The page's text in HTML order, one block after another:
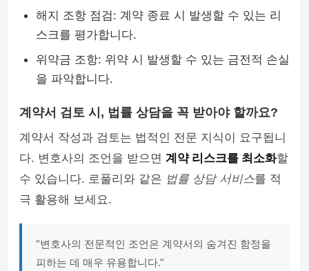
해지 조항 점검: 계약 종료 시 발생할 수 있는 리
스크를 평가합니다.
위약금 조항: 위약 시 발생할 수 있는 금전적 손실
을 파악합니다.
계약서 검토 시, 법률 상담을 꼭 받아야 할까요?
계약서 작성과 검토는 법적인 전문 지식이 요구됩니
다. 변호사의 조언을 받으면 계약 리스크를 최소화할
수 있습니다. 로풀리와 같은 법률 상담 서비스를 적
극 활용해 보세요.
“변호사의 전문적인 조언은 계약서의 숨겨진 함정을
피하는 데 매우 유용합니다.”